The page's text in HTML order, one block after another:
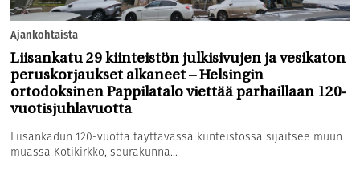
Ajankohtaista
Liisankatu 29 kiinteistön julkisivujen ja vesikaton
peruskorjaukset alkaneet – Helsingin
ortodoksinen Pappilatalo viettää parhaillaan 120-
vuotisjuhlavuotta
Liisankadun 120-vuotta täyttävässä kiinteistössä sijaitsee muun
muassa Kotikirkko, seurakunna...